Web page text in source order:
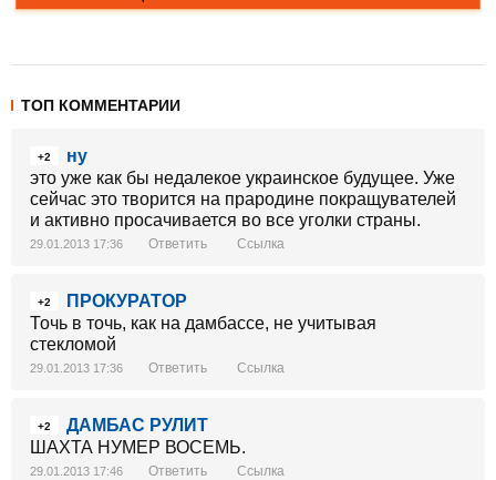
ТОП КОММЕНТАРИИ
+2
ну
это уже как бы недалекое украинское будущее. Уже
сейчас это творится на прародине покращувателей
и активно просачивается во все уголки страны.
29.01.2013 17:36 Ответить Ссылка
+2
ПРОКУРАТОР
Точь в точь, как на дамбассе, не учитывая
стекломой
29.01.2013 17:36 Ответить Ссылка
+2
ДАМБАС РУЛИТ
ШАХТА НУМЕР ВОСЕМЬ.
29.01.2013 17:46 Ответить Ссылка